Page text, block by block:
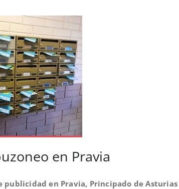
en Pravia
publicidad en Pravia, Principado de Asturias